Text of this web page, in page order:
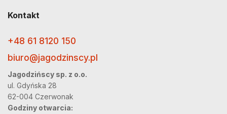
Kontakt
+48 61 8120 150
biuro@jagodzinscy.pl
Jagodzińscy sp. z o.o.
ul. Gdyńska 28
62-004 Czerwonak
Godziny otwarcia: